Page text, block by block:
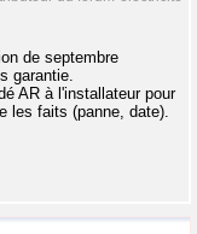
de septembre
garantie.
AR à l'installateur pour
les faits (panne, date).